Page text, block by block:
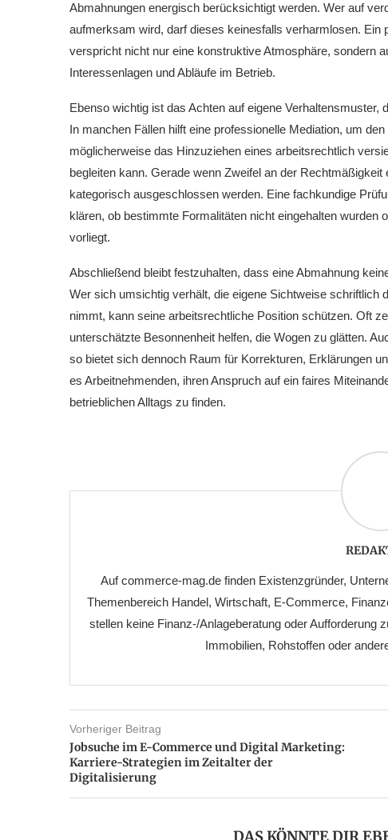
Abmahnungen energisch berücksichtigt werden. Wer auf
aufmerksam wird, darf dieses keinesfalls verharmlosen. Ein
verspricht nicht nur eine konstruktive Atmosphäre, sondern
Interessenlagen und Abläufe im Betrieb.
Ebenso wichtig ist das Achten auf eigene
In manchen Fällen hilft eine professionelle Mediation, um
möglicherweise das Hinzuziehen eines arbeitsrechtlich
begleiten kann. Gerade wenn Zweifel an der
kategorisch ausgeschlossen werden. Eine fachkundige
klären, ob bestimmte Formalitäten nicht eingehalten
vorliegt.
Abschließend bleibt festzuhalten, dass eine Abmahnung
Wer sich umsichtig verhält, die eigene Sichtweise schriftlich
nimmt, kann seine arbeitsrechtliche Position schützen. Oft
unterschätzte Besonnenheit helfen, die Wogen zu glätten.
so bietet sich dennoch Raum für Korrekturen, Erklärungen
es Arbeitnehmenden, ihren Anspruch auf ein faires
betrieblichen Alltags zu finden.
Auf commerce-mag.de finden Existenzgründer,
Themenbereich Handel, Wirtschaft, E-Commerce,
stellen keine Finanz-/Anlageberatung oder Aufforderung
Immobilien, Rohstoffen oder
Vorheriger Beitrag
Jobsuche im E-Commerce und Digital Marketing:
Karriere-Strategien im Zeitalter der
Digitalisierung